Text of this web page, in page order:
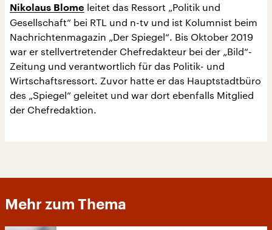
Nikolaus Blome leitet das Ressort „Politik und
Gesellschaft“ bei RTL und n-tv und ist Kolumnist beim
Nachrichtenmagazin „Der Spiegel“. Bis Oktober 2019
war er stellvertretender Chefredakteur bei der „Bild“-
Zeitung und verantwortlich für das Politik- und
Wirtschaftsressort. Zuvor hatte er das Hauptstadtbüro
des „Spiegel“ geleitet und war dort ebenfalls Mitglied
der Chefredaktion.
Mehr zum Thema